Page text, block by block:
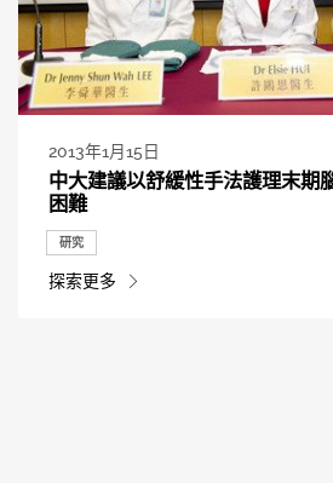
2013年1月15日
中大建議以舒緩性手法護理末期
困難
研究
探索更多